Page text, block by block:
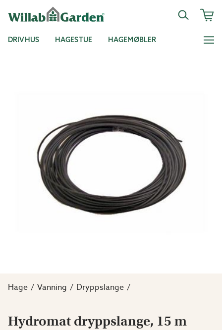
DRIVHUS HAGESTUE HAGEMØBLER
Hage Vanning Dryppslange
Hydromat dryppslange, 15 m